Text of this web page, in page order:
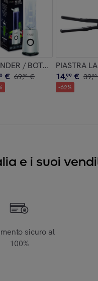
TOTALE
/ BOTTIGLIA
€ 69,90 €
PIASTRA
14,99 € 39,90
-62%
e i suoi
sicuro al
100%